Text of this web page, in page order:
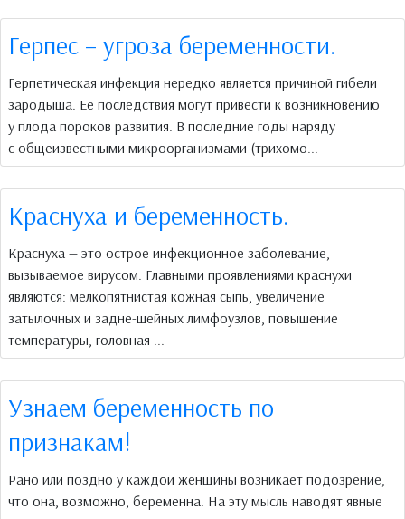
Герпес – угроза беременности.
Герпетическая инфекция нередко является причиной гибели
зародыша. Ее последствия могут привести к возникновению
у плода пороков развития. В последние годы наряду
с общеизвестными микроорганизмами (трихомо...
Краснуха и беременность.
Краснуха — это острое инфекционное заболевание,
вызываемое вирусом. Главными проявлениями краснухи
являются: мелкопятнистая кожная сыпь, увеличение
затылочных и задне-шейных лимфоузлов, повышение
температуры, головная ...
Узнаем беременность по
признакам!
Рано или поздно у каждой женщины возникает подозрение,
что она, возможно, беременна. На эту мысль наводят явные